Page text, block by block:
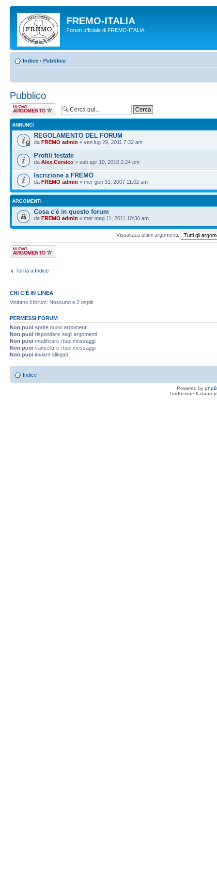
FREMO-ITALIA
Forum ufficiale di FREMO-ITALIA
Indice ‹ Pubblico
Pubblico
Scrivi un nuovo
argomento
ANNUNCI
REGOLAMENTO DEL FORUM
da FREMO admin » ven lug 29, 2011 7:32 am
Profili testate
da Alex.Corsico » sab apr 10, 2010 2:24 pm
Iscrizione a FREMO
da FREMO admin » mer gen 31, 2007 11:02 am
ARGOMENTI
Cosa c'è in questo forum
da FREMO admin » mer mag 11, 2011 10:36 am
Visualizza ultimi argomenti:
Scrivi un nuovo
argomento
Torna a Indice
CHI C’È IN LINEA
Visitano il forum: Nessuno e 2 ospiti
PERMESSI FORUM
Non puoi aprire nuovi argomenti
Non puoi rispondere negli argomenti
Non puoi modificare i tuoi messaggi
Non puoi cancellare i tuoi messaggi
Non puoi inviare allegati
Indice
Powered by
Traduzione Italiana